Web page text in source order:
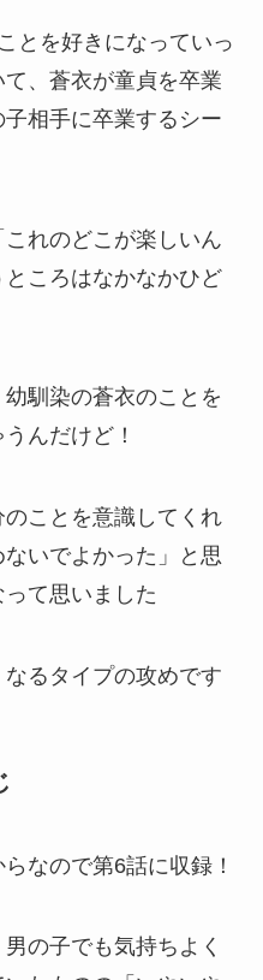
とを好きになっていっ
、蒼衣が童貞を卒業
相手に卒業するシー
れのどこが楽しいん
ころはなかなかひど
馴染の蒼衣のことを
んだけど！
ことを意識してくれ
いでよかった」と思
て思いました
るタイプの攻めです
なので第6話に収録！
の子でも気持ちよく